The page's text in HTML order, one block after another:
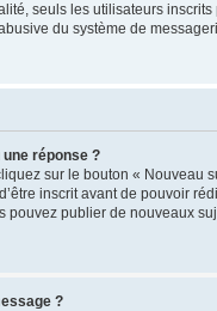
seuls les utilisateurs
du système de
réponse ?
sur le bouton «
inscrit avant de pouvoir
pouvez publier de nouveaux
?